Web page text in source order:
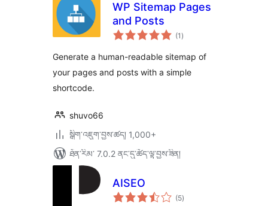
WP Sitemap Pages
and Posts
(1 གདེང་
འཇོག་
ཚང་།
)
Generate a human-readable sitemap of
your pages and posts with a simple
shortcode.
shuvo66
སྒྲིག་འཇུག་བྱས་ཚད། 1,000+
ཐོན་རིམ་ 7.0.2 ནང་དུ་ཚོད་ལྟ་བྱས་ཟིན།
AISEO
(5གདེང་
འཇོག་
)